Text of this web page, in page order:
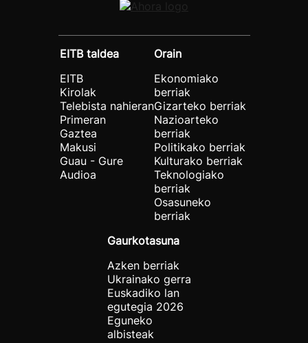
EITB taldea
EITB
Kirolak
Telebista nahieran
Primeran
Gaztea
Makusi
Guau - Gure
Audioa
Orain
Ekonomiako
berriak
Gizarteko berriak
Nazioarteko
berriak
Politikako berriak
Kulturako berriak
Teknologiako
berriak
Osasuneko
berriak
Gaurkotasuna
Azken berriak
Ukrainako gerra
Euskadiko lan
egutegia 2026
Eguneko
albisteak